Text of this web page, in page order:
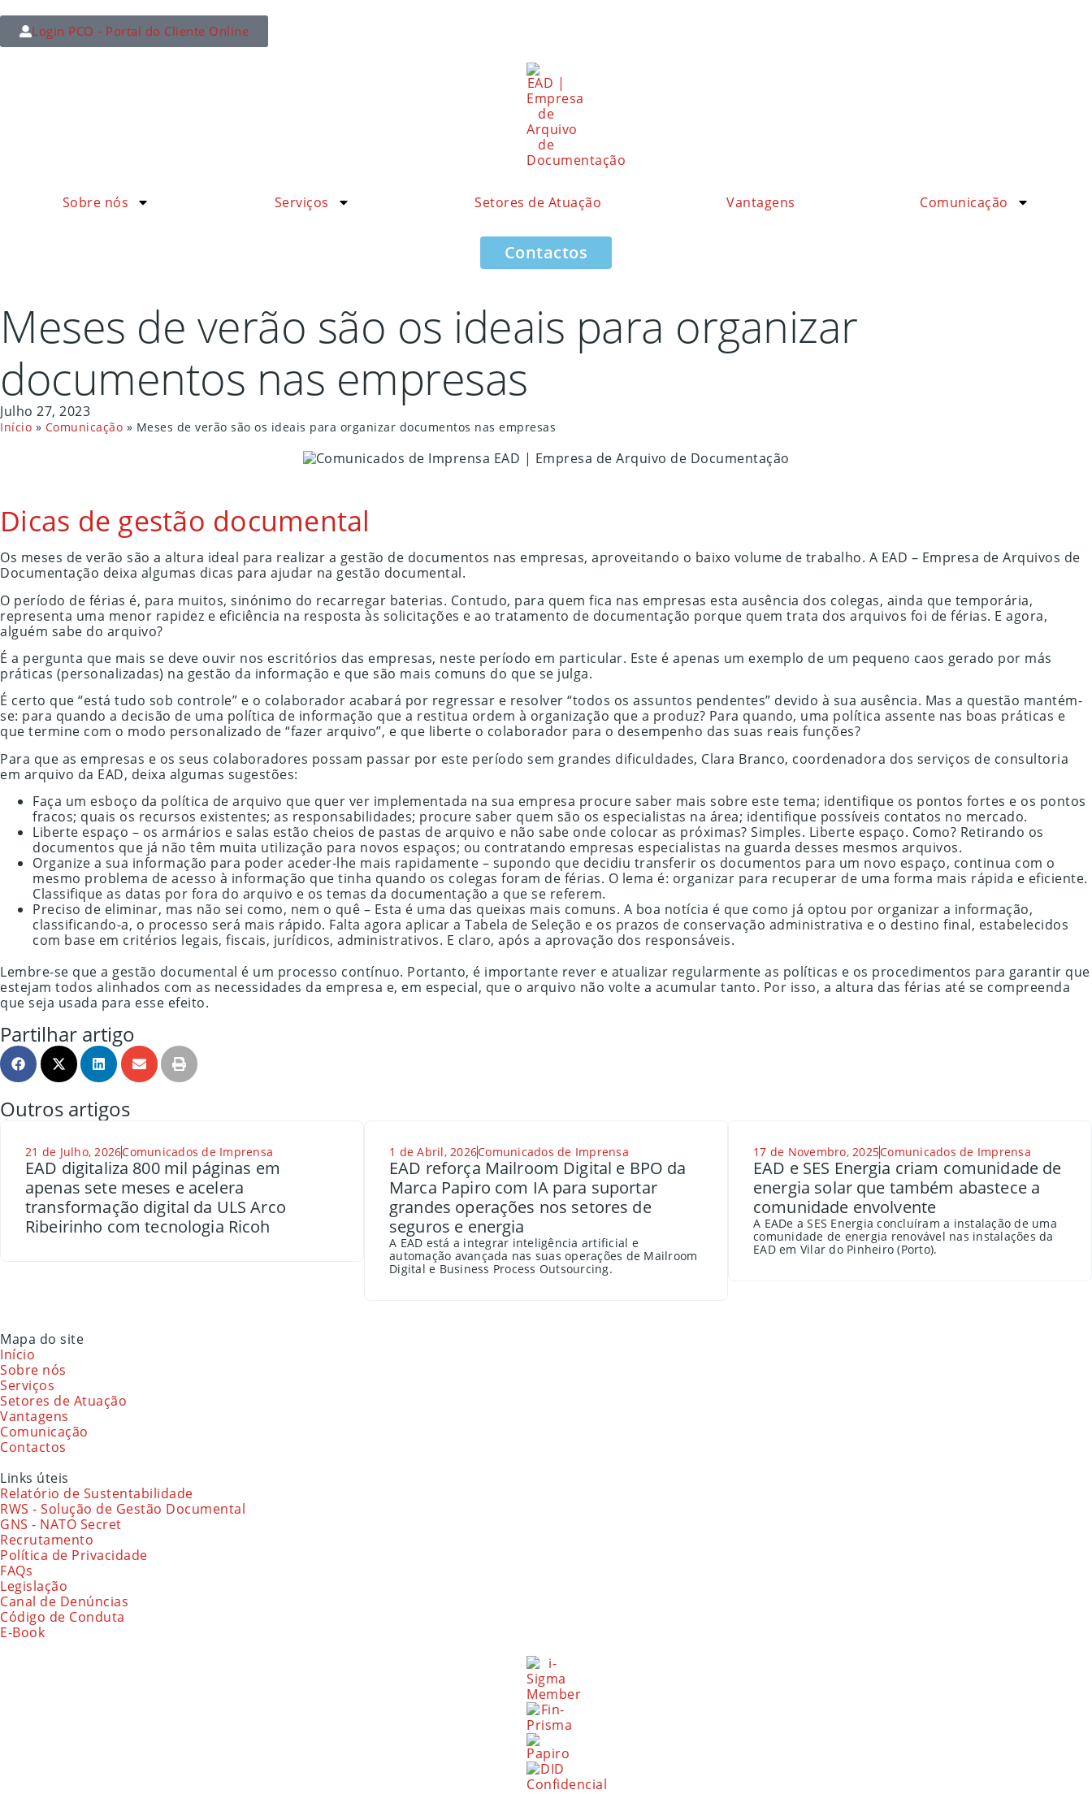
Login PCO - Portal do Cliente Online
Sobre nós Serviços Setores de Atuação Vantagens Comunicação
Contactos
Meses de verão são os ideais para organizar
documentos nas empresas
Julho 27, 2023
Início » Comunicação » Meses de verão são os ideais para organizar documentos nas empresas
Dicas de gestão documental
Os meses de verão são a altura ideal para realizar a gestão de documentos nas empresas, aproveitando o baixo volume de trabalho. A EAD – Empresa de Arquivos de
Documentação deixa algumas dicas para ajudar na gestão documental.
O período de férias é, para muitos, sinónimo do recarregar baterias. Contudo, para quem fica nas empresas esta ausência dos colegas, ainda que temporária,
representa uma menor rapidez e eficiência na resposta às solicitações e ao tratamento de documentação porque quem trata dos arquivos foi de férias. E agora,
alguém sabe do arquivo?
É a pergunta que mais se deve ouvir nos escritórios das empresas, neste período em particular. Este é apenas um exemplo de um pequeno caos gerado por más
práticas (personalizadas) na gestão da informação e que são mais comuns do que se julga.
É certo que “está tudo sob controle” e o colaborador acabará por regressar e resolver “todos os assuntos pendentes” devido à sua ausência. Mas a questão mantém-
se: para quando a decisão de uma política de informação que a restitua ordem à organização que a produz? Para quando, uma política assente nas boas práticas e
que termine com o modo personalizado de “fazer arquivo”, e que liberte o colaborador para o desempenho das suas reais funções?
Para que as empresas e os seus colaboradores possam passar por este período sem grandes dificuldades, Clara Branco, coordenadora dos serviços de consultoria
em arquivo da EAD, deixa algumas sugestões:
Faça um esboço da política de arquivo que quer ver implementada na sua empresa procure saber mais sobre este tema; identifique os pontos fortes e os pontos
fracos; quais os recursos existentes; as responsabilidades; procure saber quem são os especialistas na área; identifique possíveis contatos no mercado.
Liberte espaço – os armários e salas estão cheios de pastas de arquivo e não sabe onde colocar as próximas? Simples. Liberte espaço. Como? Retirando os
documentos que já não têm muita utilização para novos espaços; ou contratando empresas especialistas na guarda desses mesmos arquivos.
Organize a sua informação para poder aceder-lhe mais rapidamente – supondo que decidiu transferir os documentos para um novo espaço, continua com o
mesmo problema de acesso à informação que tinha quando os colegas foram de férias. O lema é: organizar para recuperar de uma forma mais rápida e eficiente.
Classifique as datas por fora do arquivo e os temas da documentação a que se referem.
Preciso de eliminar, mas não sei como, nem o quê – Esta é uma das queixas mais comuns. A boa notícia é que como já optou por organizar a informação,
classificando-a, o processo será mais rápido. Falta agora aplicar a Tabela de Seleção e os prazos de conservação administrativa e o destino final, estabelecidos
com base em critérios legais, fiscais, jurídicos, administrativos. E claro, após a aprovação dos responsáveis.
Lembre-se que a gestão documental é um processo contínuo. Portanto, é importante rever e atualizar regularmente as políticas e os procedimentos para garantir que
estejam todos alinhados com as necessidades da empresa e, em especial, que o arquivo não volte a acumular tanto. Por isso, a altura das férias até se compreenda
que seja usada para esse efeito.
Partilhar artigo
Outros artigos
21 de Julho, 2026Comunicados de Imprensa
EAD digitaliza 800 mil páginas em
apenas sete meses e acelera
transformação digital da ULS Arco
Ribeirinho com tecnologia Ricoh
1 de Abril, 2026Comunicados de Imprensa
EAD reforça Mailroom Digital e BPO da
Marca Papiro com IA para suportar
grandes operações nos setores de
seguros e energia
A EAD está a integrar inteligência artificial e
automação avançada nas suas operações de Mailroom
Digital e Business Process Outsourcing.
17 de Novembro, 2025Comunicados de Imprensa
EAD e SES Energia criam comunidade de
energia solar que também abastece a
comunidade envolvente
A EADe a SES Energia concluíram a instalação de uma
comunidade de energia renovável nas instalações da
EAD em Vilar do Pinheiro (Porto).
Mapa do site
Início
Sobre nós
Serviços
Setores de Atuação
Vantagens
Comunicação
Contactos
Links úteis
Relatório de Sustentabilidade
RWS - Solução de Gestão Documental
GNS - NATO Secret
Recrutamento
Política de Privacidade
FAQs
Legislação
Canal de Denúncias
Código de Conduta
E-Book